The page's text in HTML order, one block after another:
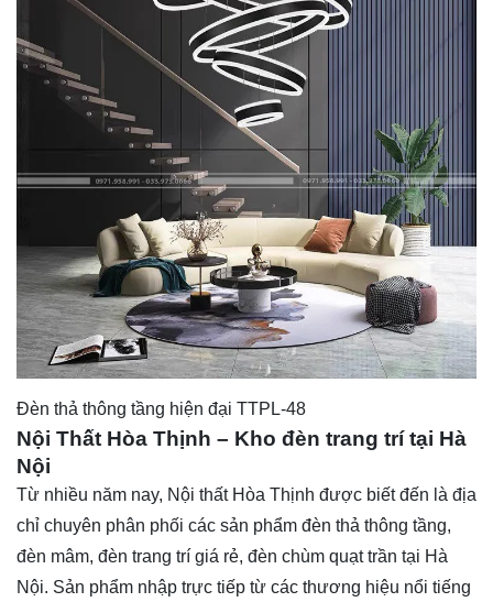
Đèn thả thông tầng hiện đại TTPL-48
Nội Thất Hòa Thịnh – Kho đèn trang trí tại Hà
Nội
Từ nhiều năm nay, Nội thất Hòa Thịnh được biết đến là địa
chỉ chuyên phân phối các sản phẩm đèn thả thông tầng,
đèn mâm, đèn trang trí giá rẻ, đèn chùm quạt trần tại Hà
Nội. Sản phẩm nhập trực tiếp từ các thương hiệu nổi tiếng